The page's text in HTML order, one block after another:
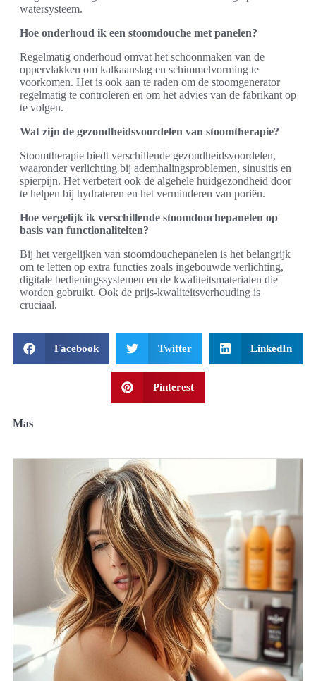
watersysteem.
Hoe onderhoud ik een stoomdouche met panelen?
Regelmatig onderhoud omvat het schoonmaken van de
oppervlakken om kalkaanslag en schimmelvorming te
voorkomen. Het is ook aan te raden om de stoomgenerator
regelmatig te controleren en om het advies van de fabrikant op
te volgen.
Wat zijn de gezondheidsvoordelen van stoomtherapie?
Stoomtherapie biedt verschillende gezondheidsvoordelen,
waaronder verlichting bij ademhalingsproblemen, sinusitis en
spierpijn. Het verbetert ook de algehele huidgezondheid door
te helpen bij hydrateren en het verminderen van poriën.
Hoe vergelijk ik verschillende stoomdouchepanelen op
basis van functionaliteiten?
Bij het vergelijken van stoomdouchepanelen is het belangrijk
om te letten op extra functies zoals ingebouwde verlichting,
digitale bedieningssystemen en de kwaliteitsmaterialen die
worden gebruikt. Ook de prijs-kwaliteitsverhouding is
cruciaal.
Facebook Twitter LinkedIn
Pinterest
Mas